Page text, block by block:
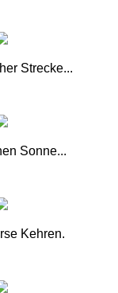
Strecke...
Sonne...
Kehren.